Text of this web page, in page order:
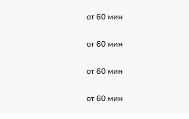
от 60 мин
от 60 мин
от 60 мин
от 60 мин